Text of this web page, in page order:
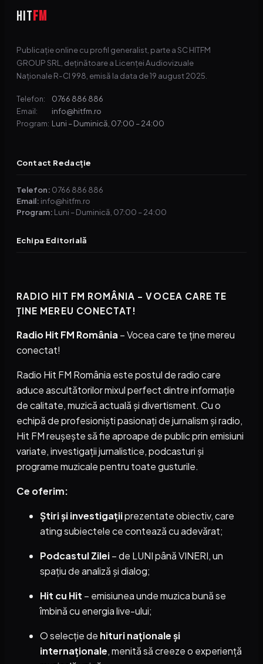
HITFM
Publicație online cu profil generalist, parte a SC HITFM
GROUP SRL, deținătoare a Licenței Audiovizuale
Naționale R-CI 998, emisă la data de 19 august 2025.
Telefon: 0766 886 886
Email: info@hitfm.ro
Program: Luni – Duminică, 07:00 – 24:00
Contact Redacție
Telefon: 0766 886 886
Email: info@hitfm.ro
Program: Luni – Duminică, 07:00 – 24:00
Echipa Editorială
RADIO HIT FM ROMÂNIA – VOCEA CARE TE
ȚINE MEREU CONECTAT!
Radio Hit FM România – Vocea care te ține mereu
conectat!
Radio Hit FM România este postul de radio care
aduce ascultătorilor mixul perfect dintre informație
de calitate, muzică actuală și divertisment. Cu o
echipă de profesioniști pasionați de jurnalism și radio,
Hit FM reușește să fie aproape de public prin emisiuni
variate, investigații jurnalistice, podcasturi și
programe muzicale pentru toate gusturile.
Ce oferim:
Știri și investigațiiprezentate obiectiv, care
ating subiectele ce contează cu adevărat;
Podcastul Zilei– de LUNI până VINERI, un
spațiu de analiză și dialog;
Hit cu Hit – emisiunea unde muzica bună se
îmbină cu energia live-ului;
O selecție de hituri naționale și
internaționale, menită să creeze o experiență